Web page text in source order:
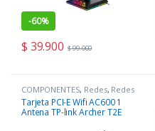
-60%
$ 39.900 $99.000
COMPONENTES, Redes, Redes
Tarjeta PCI-E Wifi AC600 1
Antena TP-link Archer T2E